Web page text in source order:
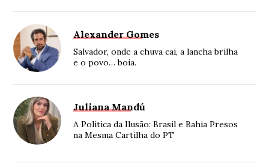
Alexander Gomes
Salvador, onde a chuva cai, a lancha brilha
e o povo… boia.
Juliana Mandú
A Política da Ilusão: Brasil e Bahia Presos
na Mesma Cartilha do PT